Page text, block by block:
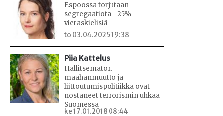
Espoossa torjutaan
segregaatiota - 25%
vieraskielisiä
to 03.04.2025 19:38
Piia Kattelus
Hallitsematon
maahanmuutto ja
liittoutumispolitiikka ovat
nostaneet terrorismin uhkaa
Suomessa
ke 17.01.2018 08:44